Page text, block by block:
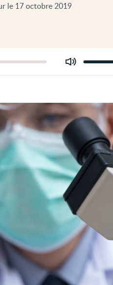
le 17 octobre 2019
Modifier
volume